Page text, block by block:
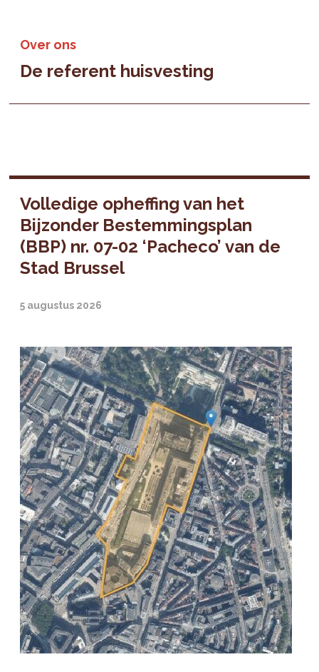
Over ons
De referent huisvesting
Volledige opheffing van het
Bijzonder Bestemmingsplan
(BBP) nr. 07-02 ‘Pacheco’ van de
Stad Brussel
5 augustus 2026